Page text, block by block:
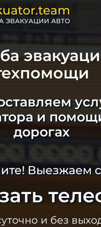
ЭВАКУАЦИИ АВТО
и
дорогах
Выезжаем
и без